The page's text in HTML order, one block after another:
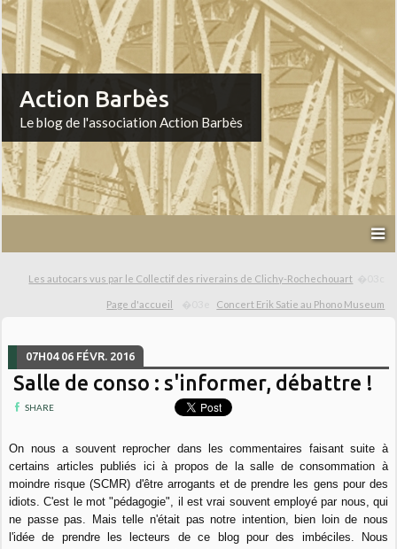
Action Barbès
Le blog de l'association Action Barbès
Les autocars vus par le Collectif des riverains de Clichy-Rochechouart
Page d'accueil Concert Erik Satie au Phono Museum
07H04 06 FÉVR. 2016
Salle de conso : s'informer, débattre !
SHARE
On nous a souvent reprocher dans les commentaires faisant suite à
certains articles publiés ici à propos de la salle de consommation à
moindre risque (SCMR) d'être arrogants et de prendre les gens pour des
idiots. C'est le mot "pédagogie", il est vrai souvent employé par nous, qui
ne passe pas. Mais telle n'était pas notre intention, bien loin de nous
l'idée de prendre les lecteurs de ce blog pour des imbéciles. Nous